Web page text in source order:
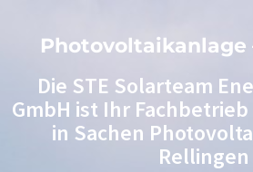
Photovoltaikanlage
Die STE Solarteam
GmbH ist Ihr
in Sachen
Rellingen